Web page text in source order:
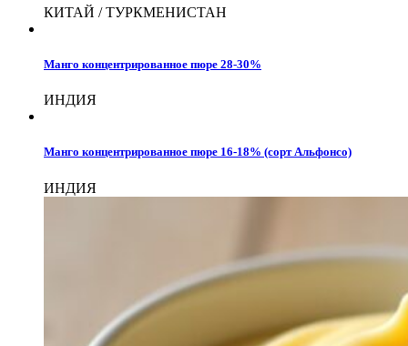
КИТАЙ / ТУРКМЕНИСТАН
Манго концентрированное пюре 28-30%
ИНДИЯ
Манго концентрированное пюре 16-18% (сорт Альфонсо)
ИНДИЯ